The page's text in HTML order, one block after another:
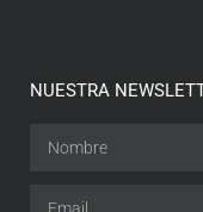
NUESTRA